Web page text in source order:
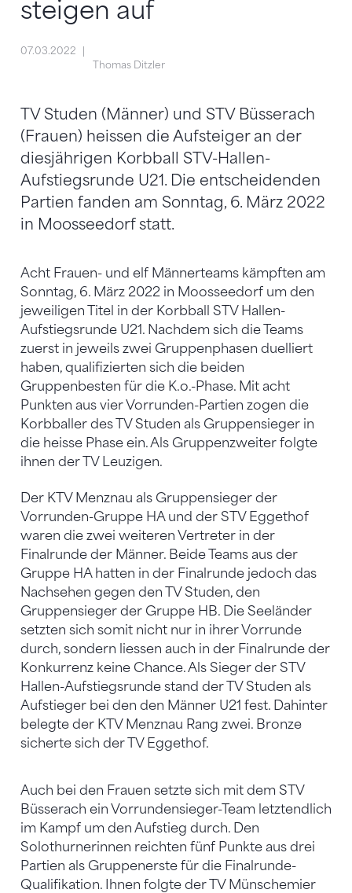
steigen auf
07.03.2022
Thomas Ditzler
TV Studen (Männer) und STV Büsserach
(Frauen) heissen die Aufsteiger an der
diesjährigen Korbball STV-Hallen-
Aufstiegsrunde U21. Die entscheidenden
Partien fanden am Sonntag, 6. März 2022
in Moosseedorf statt.
Acht Frauen- und elf Männerteams kämpften am
Sonntag, 6. März 2022 in Moosseedorf um den
jeweiligen Titel in der Korbball STV Hallen-
Aufstiegsrunde U21. Nachdem sich die Teams
zuerst in jeweils zwei Gruppenphasen duelliert
haben, qualifizierten sich die beiden
Gruppenbesten für die K.o.-Phase. Mit acht
Punkten aus vier Vorrunden-Partien zogen die
Korbballer des TV Studen als Gruppensieger in
die heisse Phase ein. Als Gruppenzweiter folgte
ihnen der TV Leuzigen.
Der KTV Menznau als Gruppensieger der
Vorrunden-Gruppe HA und der STV Eggethof
waren die zwei weiteren Vertreter in der
Finalrunde der Männer. Beide Teams aus der
Gruppe HA hatten in der Finalrunde jedoch das
Nachsehen gegen den TV Studen, den
Gruppensieger der Gruppe HB. Die Seeländer
setzten sich somit nicht nur in ihrer Vorrunde
durch, sondern liessen auch in der Finalrunde der
Konkurrenz keine Chance. Als Sieger der STV
Hallen-Aufstiegsrunde stand der TV Studen als
Aufstieger bei den den Männer U21 fest. Dahinter
belegte der KTV Menznau Rang zwei. Bronze
sicherte sich der TV Eggethof.
Auch bei den Frauen setzte sich mit dem STV
Büsserach ein Vorrundensieger-Team letztendlich
im Kampf um den Aufstieg durch. Den
Solothurnerinnen reichten fünf Punkte aus drei
Partien als Gruppenerste für die Finalrunde-
Qualifikation. Ihnen folgte der TV Münschemier